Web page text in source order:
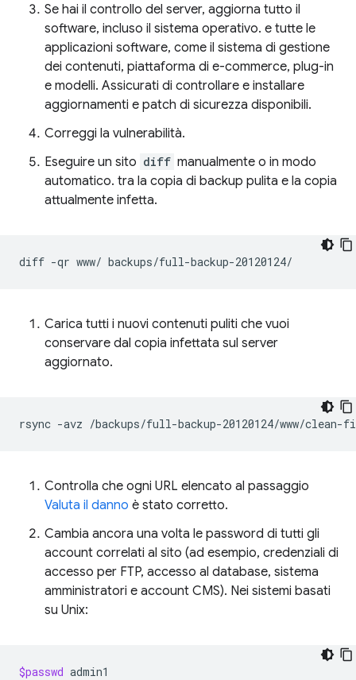
Se hai il controllo del server, aggiorna tutto il
software, incluso il sistema operativo. e tutte le
applicazioni software, come il sistema di gestione
dei contenuti, piattaforma di e-commerce, plug-in
e modelli. Assicurati di controllare e installare
aggiornamenti e patch di sicurezza disponibili.
Correggi la vulnerabilità.
Eseguire un sito diff manualmente o in modo
automatico. tra la copia di backup pulita e la copia
attualmente infetta.
diff -qr www/
Carica tutti i nuovi contenuti puliti che vuoi
conservare dal copia infettata sul server
aggiornato.
rsync -avz /backups/full-backup-20120124/www/
Controlla che ogni URL elencato al passaggio
Valuta il danno è stato corretto.
Cambia ancora una volta le password di tutti gli
account correlati al sito (ad esempio, credenziali di
accesso per FTP, accesso al database, sistema
amministratori e account CMS). Nei sistemi basati
su Unix:
$passwd